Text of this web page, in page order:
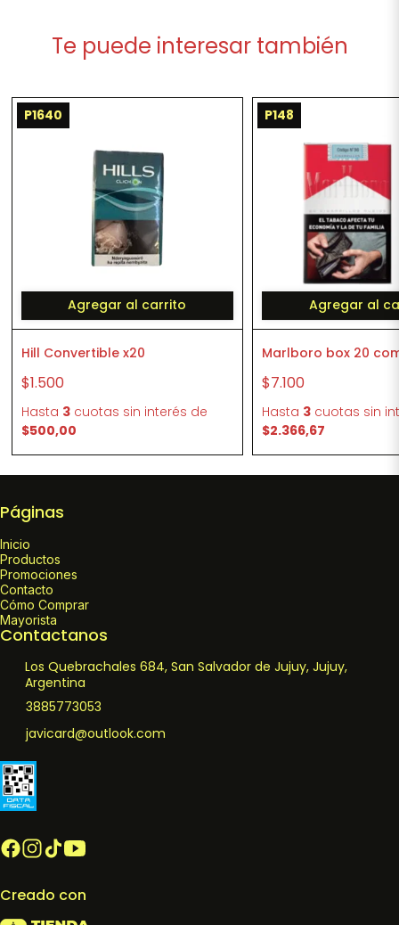
Te puede interesar también
P1640
Agregar al carrito
Hill Convertible x20
$1.500
Hasta 3cuotas sin interés de
$500,00
P148
Agregar al
Marlboro box 20
$7.100
Hasta 3 cuotas sin
$2.366,67
Páginas
Inicio
Productos
Promociones
Contacto
Cómo Comprar
Mayorista
Contactanos
Los Quebrachales 684, San Salvador de Jujuy, Jujuy,
Argentina
3885773053
javicard@outlook.com
Creado con